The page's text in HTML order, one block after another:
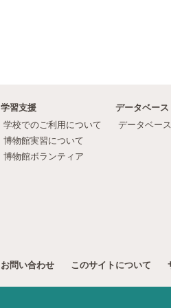
学習支援
学校でのご利用について
博物館実習について
博物館ボランティア
データベース
データベース
お問い合わせ このサイトについて